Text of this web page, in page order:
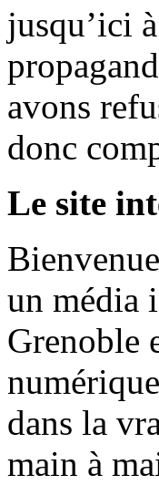
jusqu’ici
avons
donc
Le site
un média
Grenoble
dans la
main à